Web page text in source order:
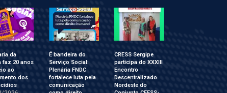
da
faz 20 anos
ao
dos
É bandeira do
Serviço Social:
Plenária FNDC
fortalece luta pela
comunicação
CRESS Sergipe
participa do XXXIII
Encontro
Descentralizado
Nordeste do